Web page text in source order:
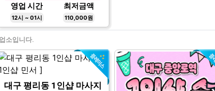
영업 시간
12시 ~ 01시
최저금액
110,000원
소입니다.
대구 평리동 1인샵 마사지